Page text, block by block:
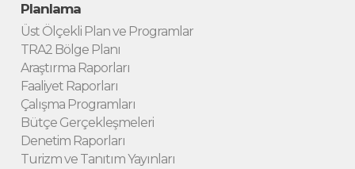
Planlama
Üst Ölçekli Plan ve Programlar
TRA2 Bölge Planı
Araştırma Raporları
Faaliyet Raporları
Çalışma Programları
Bütçe Gerçekleşmeleri
Denetim Raporları
Turizm ve Tanıtım Yayınları